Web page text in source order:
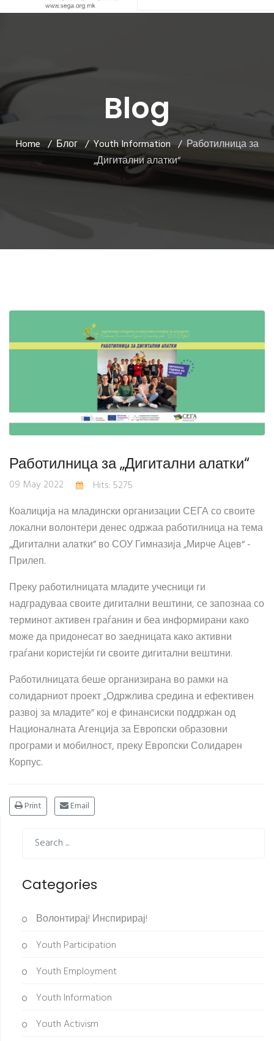
Blog
Home Блог Youth Information
Работилница за
„Дигитални алатки“
Работилница за „Дигитални алатки“
09 May 2022
Hits: 5275
Коалиција на младински организации СЕГА со своите
локални волонтери денес одржаа работилница на тема
„Дигитални алатки” во СОУ Гимназија „Мирче Ацев“ -
Прилеп.
Преку работилницата младите учесници ги
надградуваа своите дигитални вештини, се запознаа со
терминот активен граѓанин и беа информирани како
може да придонесат во заедницата како активни
граѓани користејќи ги своите дигитални вештини.
Работилницата беше организирана во рамки на
солидарниот проект „Одржлива средина и ефективен
развој за младите” кој е финансиски поддржан од
Националната Агенција за Европски образовни
програми и мобилност, преку Европски Солидарен
Корпус.
Print Email
Categories
Волонтирај! Инспирирај!
Youth Participation
Youth Employment
Youth Information
Youth Activism